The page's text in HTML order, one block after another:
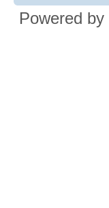
Powered by